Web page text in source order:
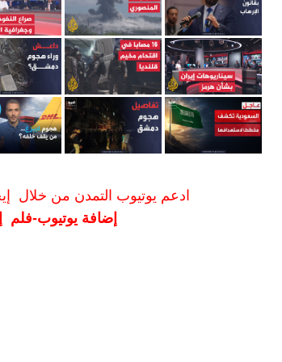
ادعم يوتيوب التمدن من خلال
إضافة يوتيوب-فلم